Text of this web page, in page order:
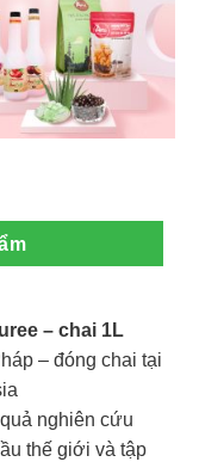
– chai 1L
– đóng chai tại
nghiên cứu
thế giới và tập